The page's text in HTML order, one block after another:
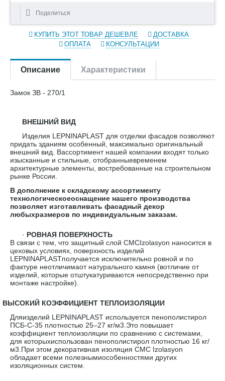
Поделиться
КУПИТЬ ЭТОТ ТОВАР ДЕШЕВЛЕ
ДОСТАВКА
ОПЛАТА
КОНСУЛЬТАЦИИ
Описание Характеристики
Замок ЗВ - 270/1
ВНЕШНИЙ ВИД
Изделия LEPNINAPLAST для отделки фасадов позволяют
придать зданиям особенный, максимально оригинальный
внешний вид. Вассортимент нашей компании входят только
изысканные и стильные, отобранныевременем
архитектурные элементы, востребованные на строительном
рынке России.
В дополнение к складскому ассортименту
технологическоеоснащение нашего производства
позволяет изготавливать фасадный декор
любыхразмеров по индивидуальным заказам.
· РОВНАЯ ПОВЕРХНОСТЬ
В связи с тем, что защитный слой CMCIzolasyon наносится в
цеховых условиях, поверхность изделий
LEPNINAPLASTполучается исключительно ровной и по
фактуре неотличимаот натурального камня (вотличие от
изделий, которые отштукатуриваются непосредственно при
монтаже настройке).
ВЫСОКИЙ КОЭФФИЦИЕНТ ТЕПЛОИЗОЛЯЦИИ
Дляизделий LEPNINAPLAST используется пенополистирол
ПСБ-С-35 плотностью 25–27 кг/м3.Это повышает
коэффициент теплоизоляции по сравнению с системами,
для которыхиспользован пенополистирол плотностью 16 кг/
м3.При этом декоративная изоляция CMC Izolasyon
обладает всеми полезнымиособенностями других
изоляционных систем.